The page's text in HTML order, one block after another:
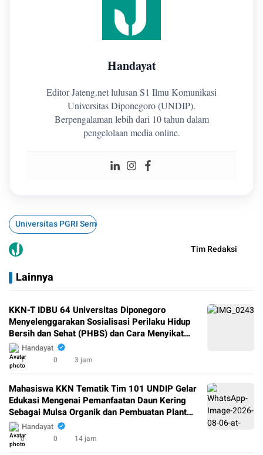
Handayat
Editor Jateng.net lulusan S1 Ilmu Komunikasi
Universitas Diponegoro (UNDIP).
Berpengalaman lebih dari 10 tahun dalam
pengelolaan media online.
Universitas PGRI Semarang (UPGRIS)
Tim Redaksi
Lainnya
KKN-T IDBU 64 Universitas Diponegoro
Menyelenggarakan Sosialisasi Perilaku Hidup
Bersih dan Sehat (PHBS) dan Cara Menyikat
Gigi yang Baik dan Benar di SD Negeri Kenep
03
Handayat
1 0 3 jam
Mahasiswa KKN Tematik Tim 101 UNDIP Gelar
Edukasi Mengenai Pemanfaatan Daun Kering
Sebagai Mulsa Organik dan Pembuatan Plant
Growth Promoting Rhizobacteria (PGPR) di
Lingkungan Kampung Perbalan Kelurahan
Gunungpati Semarang
Handayat
0 0 14 jam